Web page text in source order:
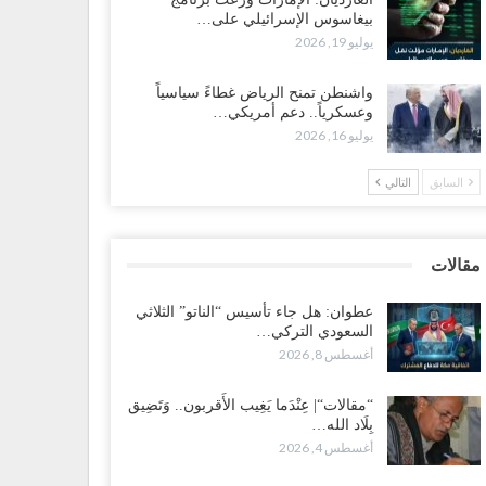
4, 2026
عِنْدَما يَغِيب الأَقربون.. وَتَضِيق بِلَاد الله الوَاسِعَة..
صَنْعَاء هِيَ الحِضْنُ الدَّافِئُ…
4, 2026
يستكمل ترتيبات حسم حضرموت.. والنقابات تدخل
التصعيد ضد السعودية..!
تدخل خط التصعيد.. إضراب عمالي يعزز نفوذ الانتقالي
3, 2026
في تمرد عسكري واسع.. مئات الجنود يهتفون داخل
برحيل العليمي..!
3, 2026
بيغاسوس الإسرائيلي على…
يوليو 19, 2026
واشنطن تمنح الرياض غطاءً سياسياً
وعسكرياً.. دعم أمريكي…
يوليو 16, 2026
السابق التالي
مقالات
عطوان: هل جاء تأسيس “الناتو” الثلاثي
السعودي التركي…
أغسطس 8, 2026
“مقالات“| عِنْدَما يَغِيب الأَقربون.. وَتَضِيق
بِلَاد الله…
أغسطس 4, 2026